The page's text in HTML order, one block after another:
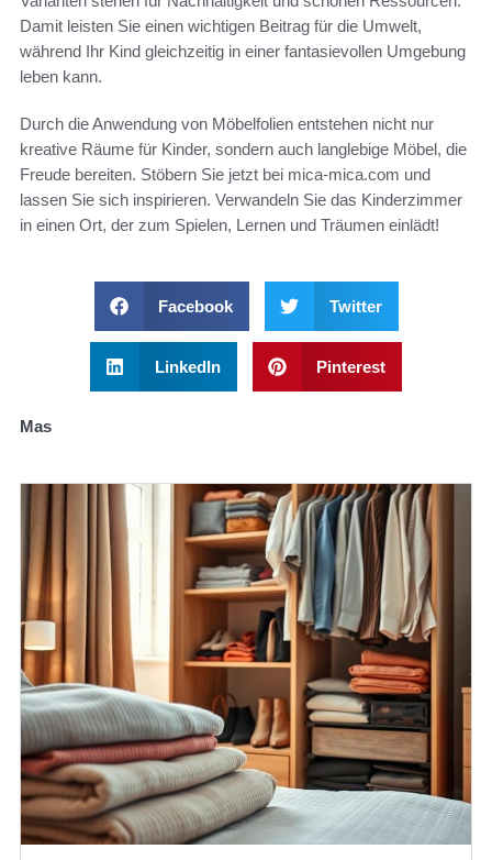
Damit leisten Sie einen wichtigen Beitrag für die Umwelt,
während Ihr Kind gleichzeitig in einer fantasievollen Umgebung
leben kann.
Durch die Anwendung von Möbelfolien entstehen nicht nur
kreative Räume für Kinder, sondern auch langlebige Möbel, die
Freude bereiten. Stöbern Sie jetzt bei mica-mica.com und
lassen Sie sich inspirieren. Verwandeln Sie das Kinderzimmer
in einen Ort, der zum Spielen, Lernen und Träumen einlädt!
Facebook Twitter
LinkedIn Pinterest
Mas